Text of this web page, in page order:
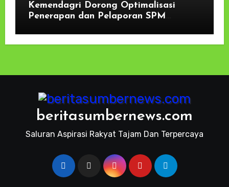
Kemendagri Dorong Optimalisasi
Penerapan dan Pelaporan SPM
beritasumbernews.com
Saluran Aspirasi Rakyat Tajam Dan Terpercaya